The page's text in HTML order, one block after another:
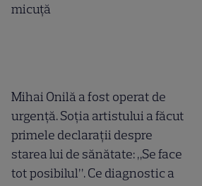
micuță
Mihai Onilă a fost operat de
urgență. Soția artistului a făcut
primele declarații despre
starea lui de sănătate: „Se face
tot posibilul”. Ce diagnostic a